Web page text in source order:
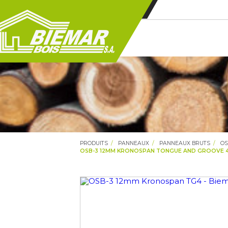
PRODUITS PANNEAUX PANNEAUX BRUTS
OSB-3 12MM KRONOSPAN TONGUE AND GROOVE